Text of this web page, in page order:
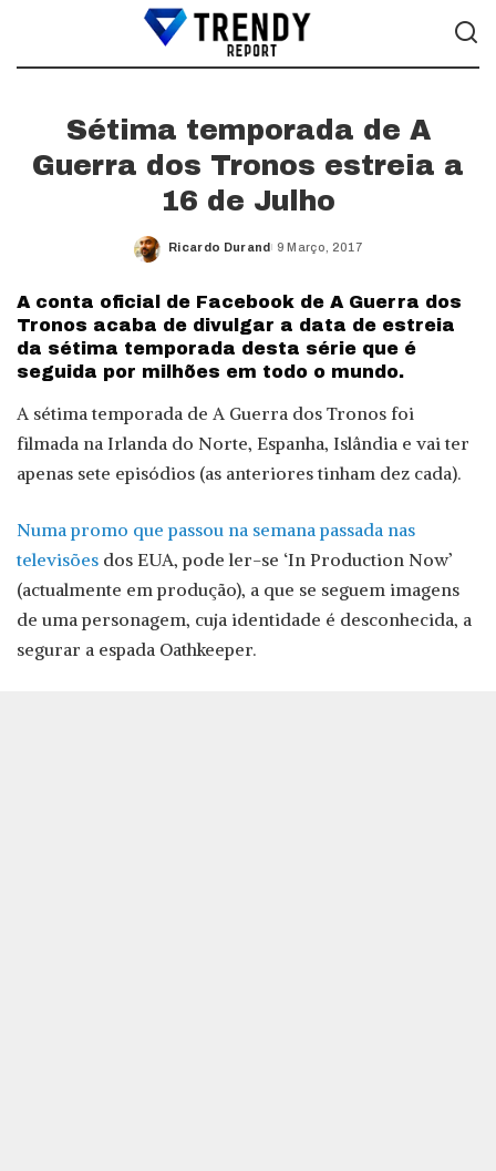
Sétima temporada de A
Guerra dos Tronos estreia a
16 de Julho
Posted
Ricardo Durand 9 Março, 2017
A conta oficial de Facebook de A Guerra dos
Tronos acaba de divulgar a data de estreia
da sétima temporada desta série que é
seguida por milhões em todo o mundo.
A sétima temporada de A Guerra dos Tronos foi
filmada na Irlanda do Norte, Espanha, Islândia e vai ter
apenas sete episódios (as anteriores tinham dez cada).
Numa promo que passou na semana passada nas
televisões dos EUA, pode ler-se ‘In Production Now’
(actualmente em produção), a que se seguem imagens
de uma personagem, cuja identidade é desconhecida, a
segurar a espada Oathkeeper.